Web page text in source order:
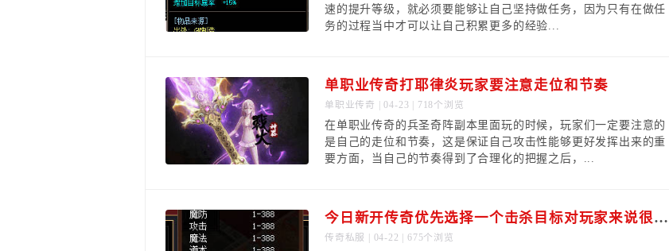
速的提升等级，就必须要能够让自己坚持做任务，因为只有在做任
务的过程当中才可以让自己积累更多的经验...
单职业传奇打耶律炎玩家要注意走位和节奏
单职业传奇 | 04-23 | 718个浏览
在单职业传奇的兵圣奇阵副本里面玩的时候，玩家们一定要注意的
是自己的走位和节奏，这是保证自己攻击性能够更好发挥出来的重
要方面，当自己的节奏得到了合理化的把握之后，...
今日新开传奇优先选择一个击杀目标对玩家来说很重要
传奇私服 | 04-22 | 675个浏览